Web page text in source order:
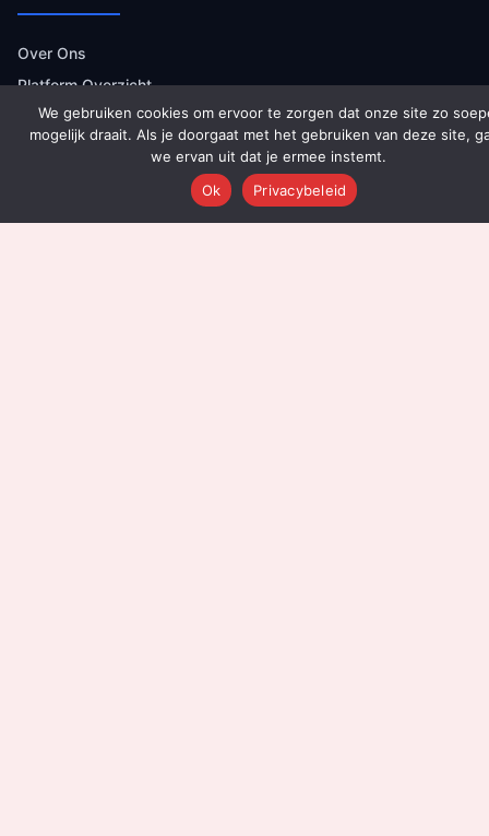
Over Ons
Platform Overzicht
AI Agents (142)
Technologie
We gebruiken cookies om ervoor te zorgen dat onze site zo
mogelijk draait. Als je doorgaat met het gebruiken van deze site,
we ervan uit dat je ermee instemt.
Ok
Privacybeleid